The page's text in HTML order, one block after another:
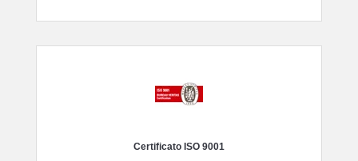
Certificato ISO 9001